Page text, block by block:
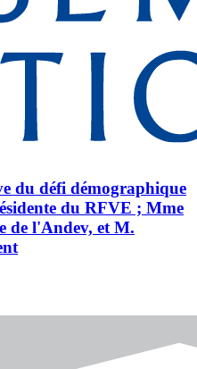
du défi démographique
du RFVE ; Mme
de l'Andev, et M.